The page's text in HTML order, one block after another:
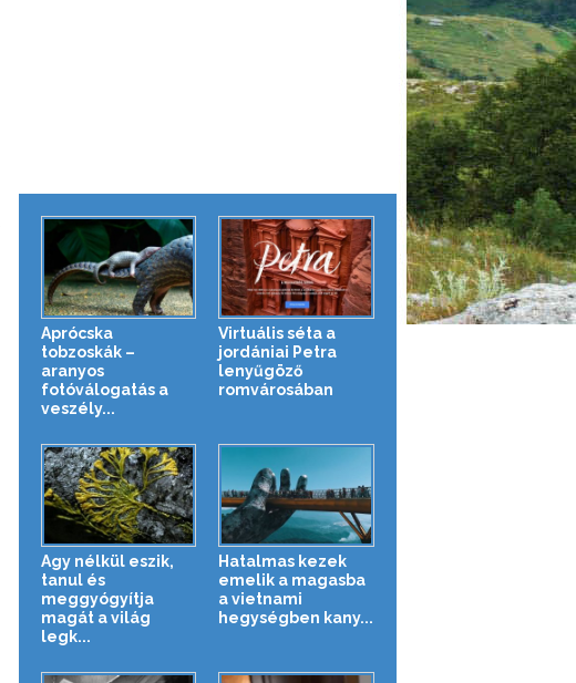
Aprócska
tobzoskák –
aranyos
fotóválogatás a
veszély...
Virtuális séta a
jordániai Petra
lenyűgöző
romvárosában
Agy nélkül eszik,
tanul és
meggyógyítja
magát a világ
legk...
Hatalmas kezek
emelik a magasba
a vietnami
hegységben kany...